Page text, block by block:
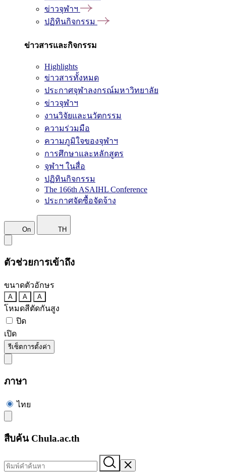
ข่าวจุฬาฯ
ปฏิทินกิจกรรม
ข่าวสารและกิจกรรม
Highlights
ข่าวสารทั้งหมด
ประกาศจุฬาลงกรณ์มหาวิทยาลัย
ข่าวจุฬาฯ
งานวิจัยและนวัตกรรม
ความร่วมมือ
ความภูมิใจของจุฬาฯ
การศึกษาและหลักสูตร
จุฬาฯ ในสื่อ
ปฏิทินกิจกรรม
The 166th ASAIHL Conference
ประกาศจัดซื้อจัดจ้าง
On TH
ตัวช่วยการเข้าถึง
ขนาดตัวอักษร
A A A
โหมดสีตัดกันสูง
ปิด
เปิด
รีเซ็ตการตั้งค่า
ภาษา
ไทย
สืบค้น Chula.ac.th